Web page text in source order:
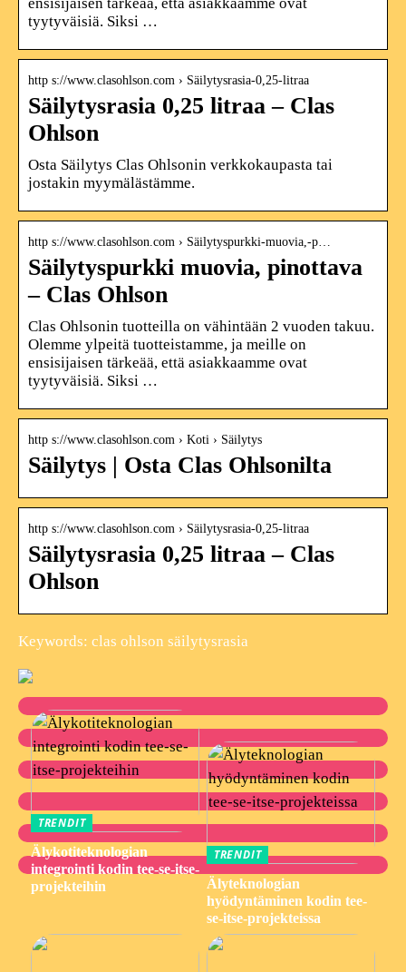
tyytyväisiä. Siksi …
http s://www.clasohlson.com › Säilytysrasia-0,25-litraa
Säilytysrasia 0,25 litraa – Clas
Ohlson
Osta Säilytys Clas Ohlsonin verkkokaupasta tai
jostakin myymälästämme.
http s://www.clasohlson.com › Säilytyspurkki-muovia,-p…
Säilytyspurkki muovia, pinottava
– Clas Ohlson
Clas Ohlsonin tuotteilla on vähintään 2 vuoden takuu.
Olemme ylpeitä tuotteistamme, ja meille on
ensisijaisen tärkeää, että asiakkaamme ovat
tyytyväisiä. Siksi …
http s://www.clasohlson.com › Koti › Säilytys
Säilytys | Osta Clas Ohlsonilta
http s://www.clasohlson.com › Säilytysrasia-0,25-litraa
Säilytysrasia 0,25 litraa – Clas
Ohlson
Keywords: clas ohlson säilytysrasia
TRENDIT
Älykotiteknologian
integrointi kodin tee-se-itse-
projekteihin
TRENDIT
Älyteknologian
hyödyntäminen kodin tee-
se-itse-projekteissa